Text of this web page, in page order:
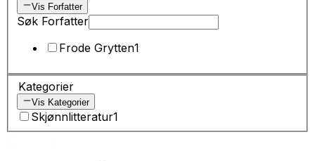
Vis Forfatter
Søk Forfatter
Frode Grytten1
Kategorier
Vis Kategorier
Skjønnlitteratur1